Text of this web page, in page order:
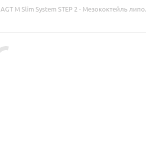
AGT M Slim System STEP 2 - Мезококтейль